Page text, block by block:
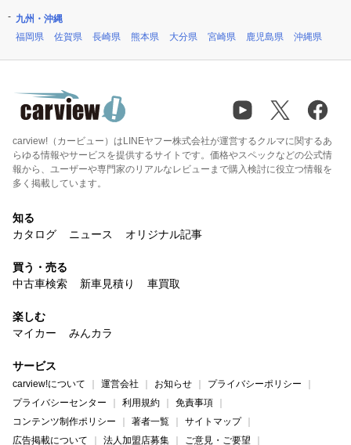
九州・沖縄
福岡県
佐賀県 長崎県 熊本県 大分県 宮崎県 鹿児島県 沖縄県
carview!（カービュー）はLINEヤフー株式会社が運営するクルマに関するあ
らゆる情報やサービスを提供するサイトです。価格やスペックなどの公式情
報から、ユーザーや専門家のリアルなレビューまで購入検討に役立つ情報を
多く掲載しています。
知る
カタログ
ニュース オリジナル記事
買う・売る
中古車検索
新車見積り 車買取
楽しむ
マイカー
みんカラ
サービス
carview!について 運営会社 お知らせ
プライバシーポリシー
プライバシーセンター
利用規約
免責事項
コンテンツ制作ポリシー
著者一覧
サイトマップ
広告掲載について
法人加盟店募集 ご意見・ご要望